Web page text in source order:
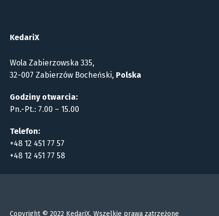
KedariX
Wola Zabierzowska 335,
32-007 Zabierzów Bocheński, Polska
Godziny otwarcia:
Pn.-Pt.: 7.00 – 15.00
Telefon:
+48 12 451 77 57
+48 12 451 77 58
Copyright © 2022 KedariX, Wszelkie prawa zatrzeżone